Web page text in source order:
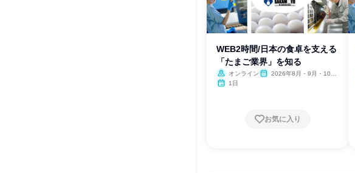
WEB2時間/日本の食卓を支える
「たまご業界」を知る
オンライン
2026年8月・9月・10
1日
お気に入り